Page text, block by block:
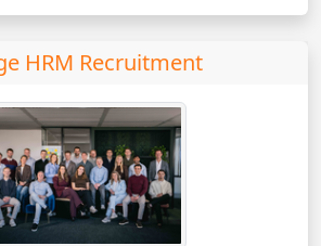
HRM Recruitment